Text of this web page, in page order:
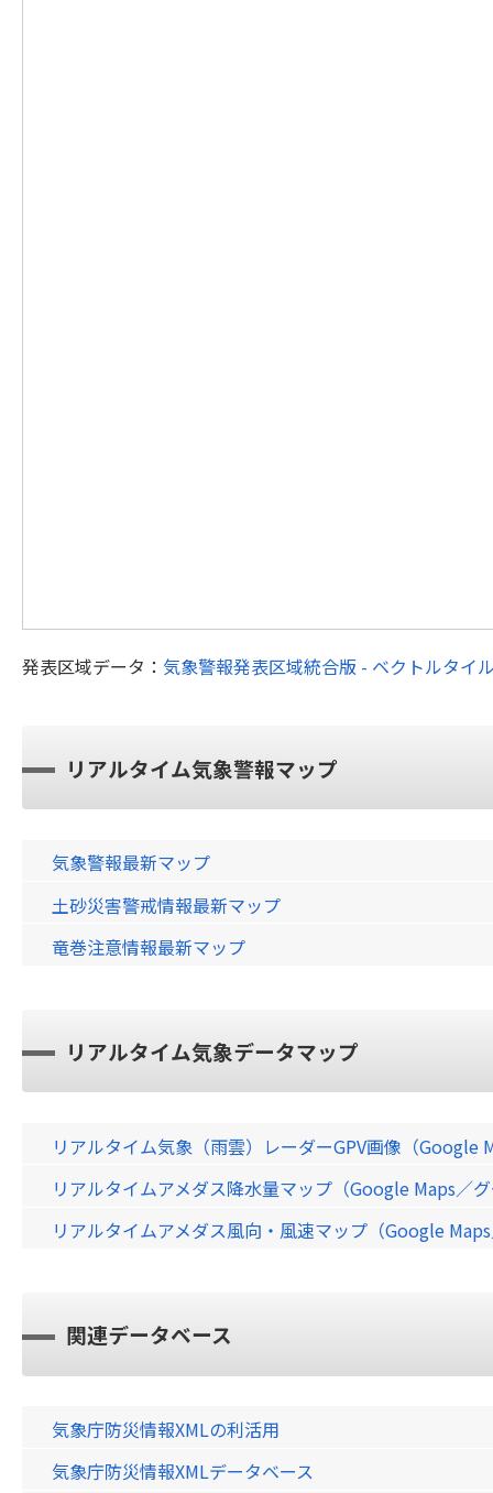
発表区域データ： 気象警報発表区域統合版 - ベクトルタイ
リアルタイム気象警報マップ
気象警報最新マップ
土砂災害警戒情報最新マップ
竜巻注意情報最新マップ
リアルタイム気象データマップ
リアルタイム気象（雨雲）レーダーGPV画像（Google
リアルタイムアメダス降水量マップ（Google Maps／
リアルタイムアメダス風向・風速マップ（Google
関連データベース
気象庁防災情報XMLの利活用
気象庁防災情報XMLデータベース